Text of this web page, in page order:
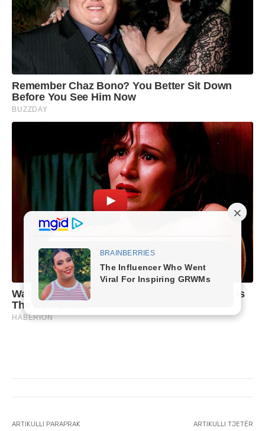
ARTIKULLI PARAPRAK ARTIKULLI TJETËR